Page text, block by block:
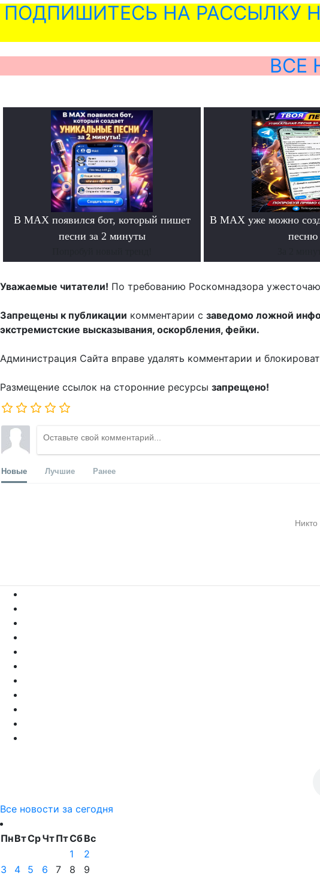
ПОДПИШИТЕСЬ НА РАССЫЛКУ
ВСЕ
В MAX появился бот, который пишет
песни за 2 минуты
В MAX уже можно
песню
Уважаемые читатели! По требованию Роскомнадзора
Запрещены к публикации комментарии с заведомо ложной
экстремистские высказывания, оскорбления, фейки.
Администрация Сайта вправе удалять комментарии и
Размещение ссылок на сторонние ресурсы запрещено!
Новые Лучшие Ранее
Все новости за сегодня
ПнВтСрЧтПтСбВс
1
2
3
4 5 6 7 8
9